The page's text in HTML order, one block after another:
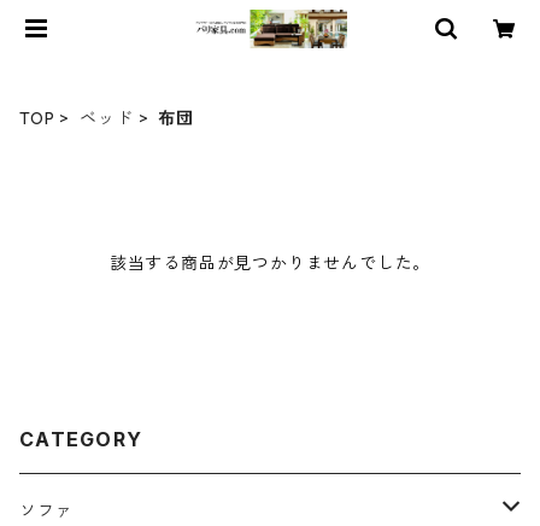
TOP ベッド 布団
該当する商品が見つかりませんでした。
CATEGORY
ソファ